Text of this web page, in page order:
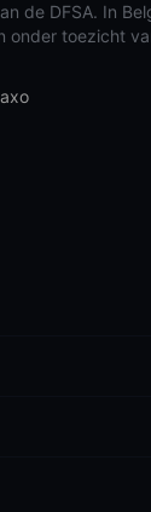
de DFSA. In
onder toezicht